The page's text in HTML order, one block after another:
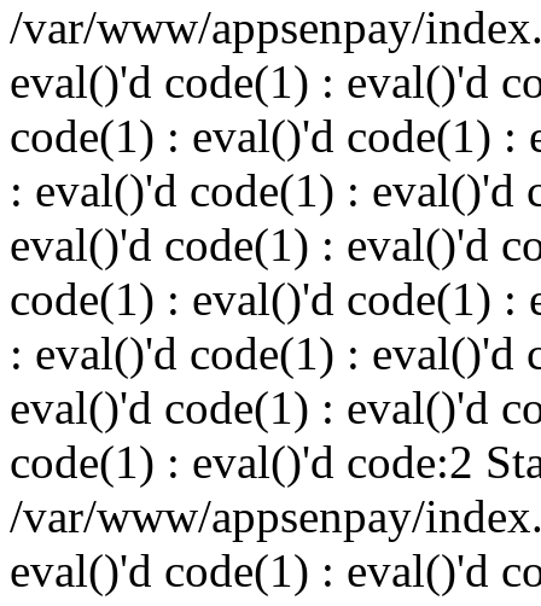
/var/www/appsenpay/
eval()'d code(1) : eval()'d
code(1) : eval()'d code(1) :
: eval()'d code(1) : eval()'d
eval()'d code(1) : eval()'d
code(1) : eval()'d code(1) :
: eval()'d code(1) : eval()'d
eval()'d code(1) : eval()'d
code(1) : eval()'d code:2
/var/www/appsenpay/
eval()'d code(1) : eval()'d